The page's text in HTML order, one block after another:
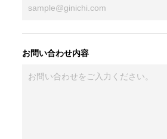
お問い合わせ内容